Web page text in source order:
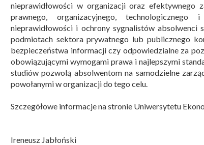
nieprawidłowości w organizacji oraz efektywnego
prawnego, organizacyjnego,
nieprawidłowości i ochrony sygnalistów
podmiotach sektora prywatnego lub publicznego
bezpieczeństwa informacji czy odpowiedzialne za
obowiązującymi wymogami prawa i najlepszymi
studiów pozwolą absolwentom na samodzielne
powołanymi w organizacji do tego celu.
Szczegółowe informacje na stronie Uniwersytetu
Ireneusz Jabłoński